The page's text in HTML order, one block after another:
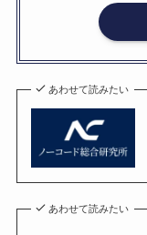
あわせて読みたい
あわせて読みたい